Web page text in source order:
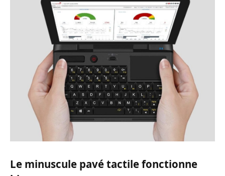
Le minuscule pavé tactile fonctionne